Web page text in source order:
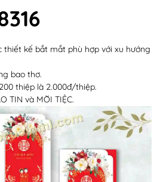
thiết kế bắt mắt phù hợp với xu hướng
bao thơ.
thiệp là 2.000đ/thiệp.
TIN và MỜI TIỆC.